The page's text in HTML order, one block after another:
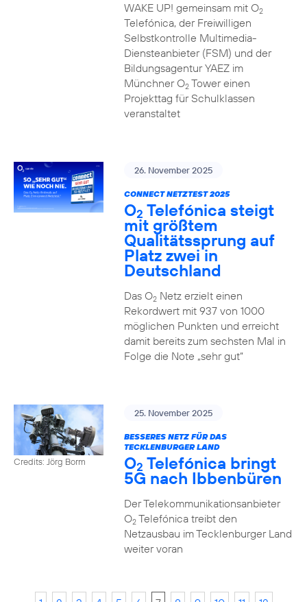
WAKE UP! gemeinsam mit O2
Telefónica, der Freiwilligen
Selbstkontrolle Multimedia-
Diensteanbieter (FSM) und der
Bildungsagentur YAEZ im
Münchner O2Tower einen
Projekttag für Schulklassen
veranstaltet
26. November 2025
CONNECT NETZTEST 2025
O2 Telefónica steigt
mit größtem
Qualitätssprung auf
Platz zwei in
Deutschland
Das O2Netz erzielt einen
Rekordwert mit 937 von 1000
möglichen Punkten und erreicht
damit bereits zum sechsten Mal in
Folge die Note „sehr gut“
Credits: Jörg Borm
25. November 2025
BESSERES NETZ FÜR DAS
TECKLENBURGER LAND
O2 Telefónica bringt
5G nach Ibbenbüren
Der Telekommunikationsanbieter
O2Telefónica treibt den
Netzausbau im Tecklenburger Land
weiter voran